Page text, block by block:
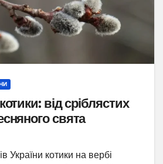
від сріблястих
свята
України котики на вербі